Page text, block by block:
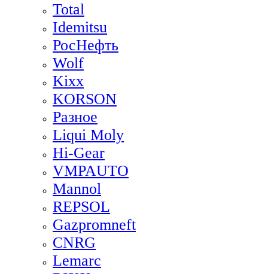
Total
Idemitsu
РосНефть
Wolf
Kixx
KORSON
Разное
Liqui Moly
Hi-Gear
VMPAUTO
Mannol
REPSOL
Gazpromneft
CNRG
Lemarc